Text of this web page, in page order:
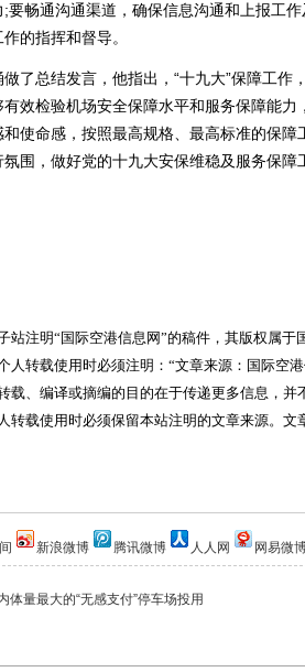
要畅通沟通渠道，确保信息沟通和上报工
的指挥和督导。
总结发言，他指出，“十九大”保障工作
效检验机场安全保障水平和服务保障能
和使命感，按照最高规格、最高标准的保障
围，做好党的十九大安保维稳及服务保障
注明“国际空港信息网”的稿件，其版权属于
人转载使用时必须注明：“文章来源：国际空
载、编译或摘编的目的在于传递更多信息，并
转载使用时必须保留本站注明的文章来源。文
新浪微博 腾讯微博 人人网 网易微
体量最大的“无感支付”停车场投用